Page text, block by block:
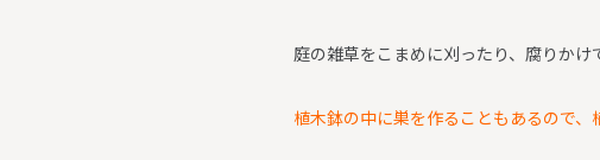
庭の雑草をこまめに刈ったり、腐りかけ
植木鉢の中に巣を作ることもあるので